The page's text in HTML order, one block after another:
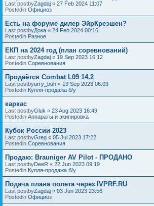
Last postbyZagdaj « 27 Feb 2024 11:07
Postedin Официоз
Есть на форуме дилер ЭйрКреэшен?
Last postbyДока « 24 Feb 2024 00:16
Postedin Разное
ЕКП на 2024 год (план соревнований)
Last postbyZagdaj « 19 Sep 2023 16:12
Postedin Соревнования
Продаётся Combat L09 14.2
Last postbyurry_buh « 19 Sep 2023 06:03
Postedin Купля-продажа б/у
каркас
Last postbyGluk « 23 Aug 2023 16:49
Postedin Аппараты и экипировка
Кубок России 2023
Last postbyGreg « 05 Jul 2023 17:22
Postedin Соревнования
Продаю: Brauniger AV Pilot - ПРОДАНО
Last postbyDeeR « 22 Jun 2023 09:19
Postedin Купля-продажа б/у
Подача плана полета через IVPRF.RU
Last postbyZagdaj « 03 Jun 2023 23:56
Postedin Официоз